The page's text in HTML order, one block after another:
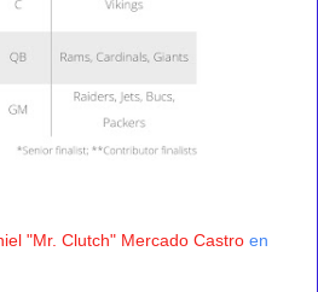
"Mr. Clutch" Mercado Castro en